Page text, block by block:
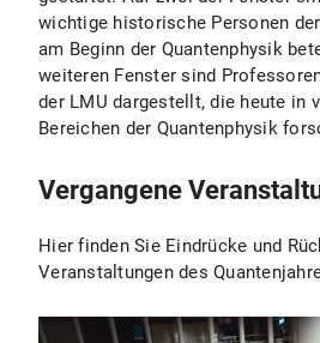
wichtige historische Personen
am Beginn der Quantenphysik
weiteren Fenster sind
der LMU dargestellt, die heute in
Bereichen der Quantenphysik
Vergangene
Hier finden Sie Eindrücke und
Veranstaltungen des